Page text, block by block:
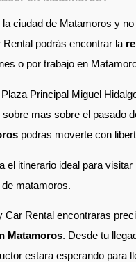
la ciudad de Matamoros y
Rental podrás encontrar la
o por trabajo en
Principal Miguel
mas sobre el pasado
podras moverte con
el itinerario ideal para
matamoros.
Car Rental encontraras
Matamoros. Desde tu
estara esperando para